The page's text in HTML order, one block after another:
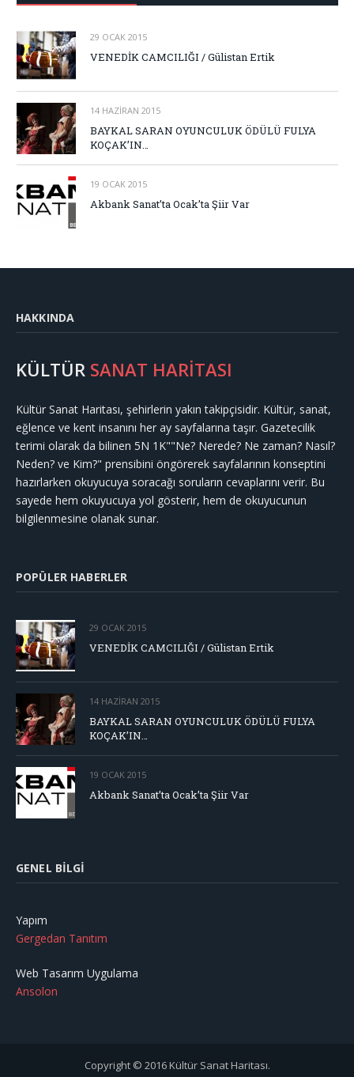
29 OCAK 2015
VENEDİK CAMCILIĞI / Gülistan Ertik
14 HAZIRAN 2015
BAYKAL SARAN OYUNCULUK ÖDÜLÜ FULYA
KOÇAK’IN…
19 OCAK 2015
Akbank Sanat’ta Ocak’ta Şiir Var
HAKKINDA
KÜLTÜR SANAT HARİTASI
Kültür Sanat Haritası, şehirlerin yakın takipçisidir. Kültür, sanat,
eğlence ve kent insanını her ay sayfalarına taşır. Gazetecilik
terimi olarak da bilinen 5N 1K""Ne? Nerede? Ne zaman? Nasıl?
Neden? ve Kim?" prensibini öngörerek sayfalarının konseptini
hazırlarken okuyucuya soracağı soruların cevaplarını verir. Bu
sayede hem okuyucuya yol gösterir, hem de okuyucunun
bilgilenmesine olanak sunar.
POPÜLER HABERLER
29 OCAK 2015
VENEDİK CAMCILIĞI / Gülistan Ertik
14 HAZIRAN 2015
BAYKAL SARAN OYUNCULUK ÖDÜLÜ FULYA
KOÇAK’IN…
19 OCAK 2015
Akbank Sanat’ta Ocak’ta Şiir Var
GENEL BILGI
Yapım
Gergedan Tanıtım
Web Tasarım Uygulama
Ansolon
Copyright © 2016 Kültür Sanat Haritası.